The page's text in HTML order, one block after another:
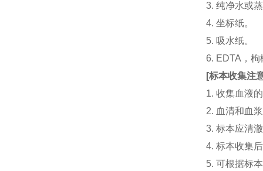
3. 纯净水或
4. 坐标纸。
5. 吸水纸。
6. EDTA，
[标本收集注
1. 收集血液
2. 血清和血
3. 标本应清
4. 标本收集
5. 可根据标